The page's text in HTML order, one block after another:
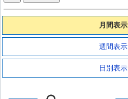
月間表示
週間表示
日別表示